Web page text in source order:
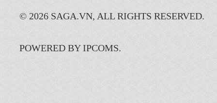
© 2026 SAGA.VN, ALL RIGHTS RESERVED.
POWERED BY IPCOMS.